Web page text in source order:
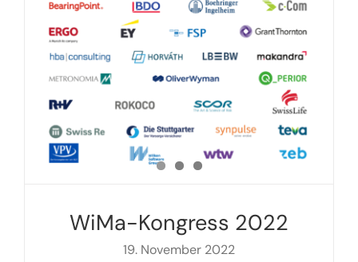
WiMa-Kongress 2022
19. November 2022